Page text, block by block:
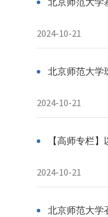
2024-10-21
北京师范大学
2024-10-21
【高师专栏】以英
2024-10-21
北京师范大学召开